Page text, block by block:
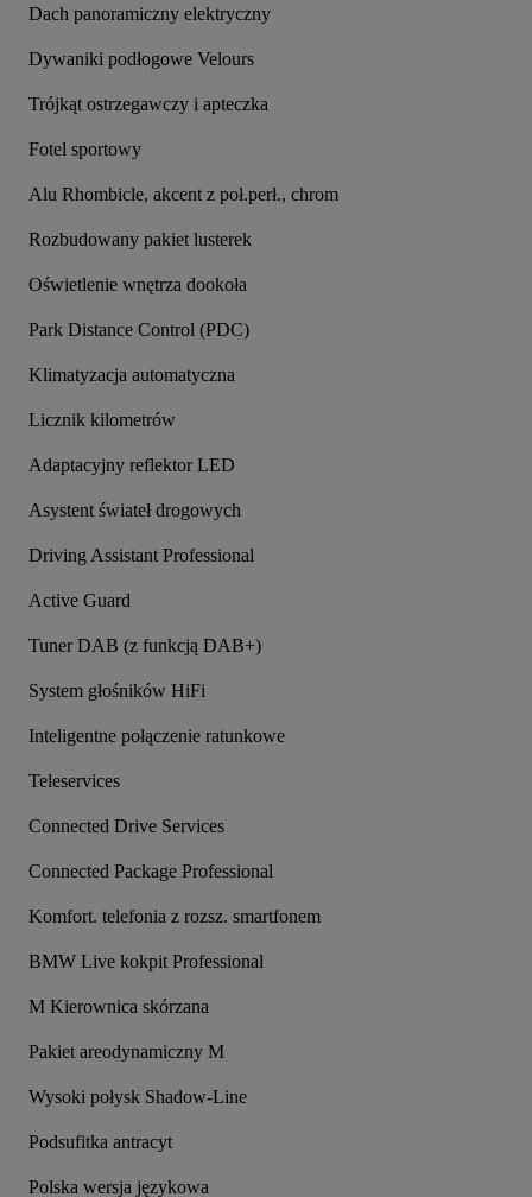
Dach panoramiczny elektryczny
Dywaniki podłogowe Velours
Trójkąt ostrzegawczy i apteczka
Fotel sportowy
Alu Rhombicle, akcent z poł.perł., chrom
Rozbudowany pakiet lusterek
Oświetlenie wnętrza dookoła
Park Distance Control (PDC)
Klimatyzacja automatyczna
Licznik kilometrów
Adaptacyjny reflektor LED
Asystent świateł drogowych
Driving Assistant Professional
Active Guard
Tuner DAB (z funkcją DAB+)
System głośników HiFi
Inteligentne połączenie ratunkowe
Teleservices
Connected Drive Services
Connected Package Professional
Komfort. telefonia z rozsz. smartfonem
BMW Live kokpit Professional
M Kierownica skórzana
Pakiet areodynamiczny M
Wysoki połysk Shadow-Line
Podsufitka antracyt
Polska wersja językowa